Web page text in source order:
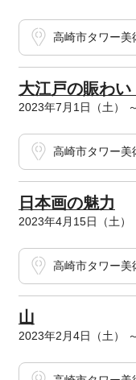
高崎市タワー美
大江戸の賑わ
2023年7月1日（土）
高崎市タワー美
日本画の魅力
2023年4月15日（土）
高崎市タワー美
山
2023年2月4日（土）